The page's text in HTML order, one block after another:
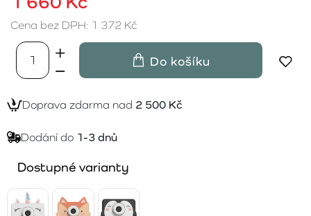
Cena bez DPH: 1 372 Kč
Do košíku
Doprava zdarma nad 2 500 Kč
Dodání do 1-3 dnů
Dostupné varianty